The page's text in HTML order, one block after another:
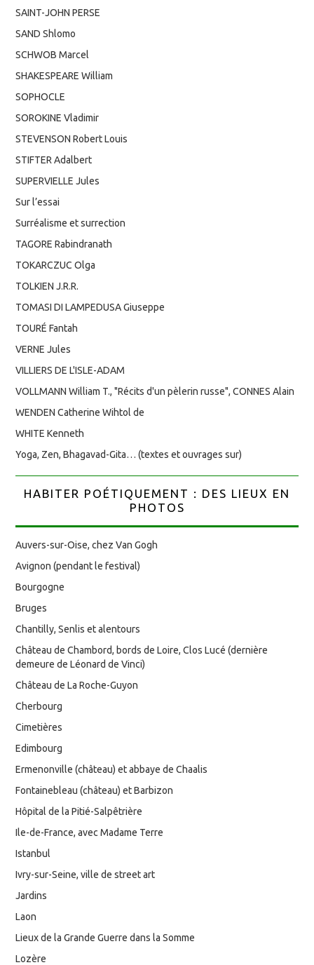
SAINT-JOHN PERSE
SAND Shlomo
SCHWOB Marcel
SHAKESPEARE William
SOPHOCLE
SOROKINE Vladimir
STEVENSON Robert Louis
STIFTER Adalbert
SUPERVIELLE Jules
Sur l’essai
Surréalisme et surrection
TAGORE Rabindranath
TOKARCZUC Olga
TOLKIEN J.R.R.
TOMASI DI LAMPEDUSA Giuseppe
TOURÉ Fantah
VERNE Jules
VILLIERS DE L'ISLE-ADAM
VOLLMANN William T., "Récits d'un pèlerin russe", CONNES Alain
WENDEN Catherine Wihtol de
WHITE Kenneth
Yoga, Zen, Bhagavad-Gita… (textes et ouvrages sur)
HABITER POÉTIQUEMENT : DES LIEUX EN
PHOTOS
Auvers-sur-Oise, chez Van Gogh
Avignon (pendant le festival)
Bourgogne
Bruges
Chantilly, Senlis et alentours
Château de Chambord, bords de Loire, Clos Lucé (dernière
demeure de Léonard de Vinci)
Château de La Roche-Guyon
Cherbourg
Cimetières
Edimbourg
Ermenonville (château) et abbaye de Chaalis
Fontainebleau (château) et Barbizon
Hôpital de la Pitié-Salpêtrière
Ile-de-France, avec Madame Terre
Istanbul
Ivry-sur-Seine, ville de street art
Jardins
Laon
Lieux de la Grande Guerre dans la Somme
Lozère